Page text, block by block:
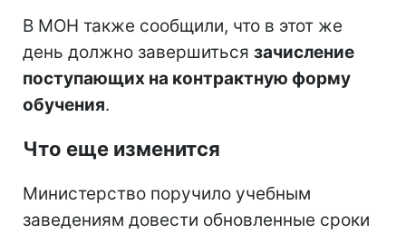
В МОН также сообщили, что в этот же
день должно завершиться зачисление
поступающих на контрактную форму
обучения.
Что еще изменится
Министерство поручило учебным
заведениям довести обновленные сроки